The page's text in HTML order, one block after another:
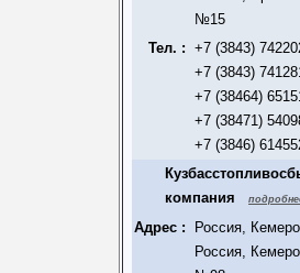
№15
Тел. : +7 (3843)
+7 (3843)
+7 (38464)
+7 (38471)
+7 (3846)
компания
Адрес :
Россия,
Россия,